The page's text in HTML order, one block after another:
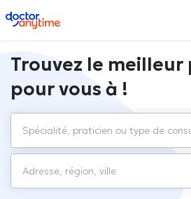
doctoranytime
Trouvez le meilleur
pour vous à !